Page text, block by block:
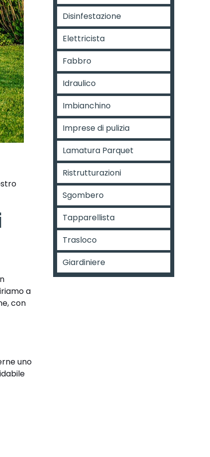
a
con
uno
Disinfestazione
Elettricista
Fabbro
Idraulico
Imbianchino
Imprese di pulizia
Lamatura Parquet
Ristrutturazioni
Sgombero
Tapparellista
Trasloco
Giardiniere